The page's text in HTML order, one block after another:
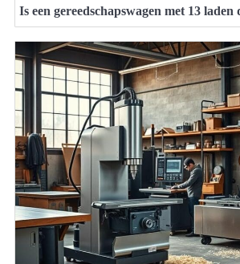
Is een gereedschapswagen met 13 laden